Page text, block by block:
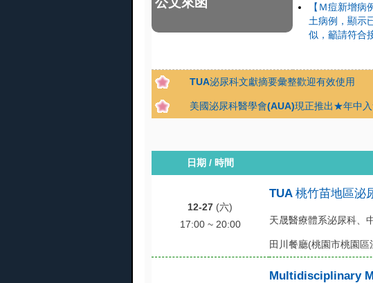
【Ｍ痘新增
土病例，顯示
似，籲請符合
TUA泌尿科文獻摘要彙整歡迎有效使用
美國泌尿科醫學會(AUA)現正推出★年中
日期 / 時間
12-27 (六)
17:00 ~ 20:00
TUA 桃竹苗地區泌
天晟醫療體系泌尿科、
田川餐廳(桃園市桃園
Multidisciplinary